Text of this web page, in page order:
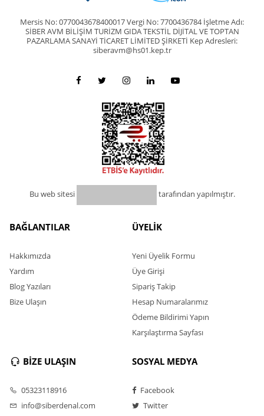
Mersis No: 0770043678400017 Vergi No: 7700436784 İşletme Adı:
SİBER AVM BİLİŞİM TURİZM GIDA TEKSTİL DİJİTAL VE TOPTAN
PAZARLAMA SANAYİ TİCARET LİMİTED ŞİRKETİ Kep Adresleri:
siberavm@hs01.kep.tr
Bu web sitesi tarafından yapılmıştır.
BAĞLANTILAR
Hakkımızda
Yardım
Blog Yazıları
Bize Ulaşın
ÜYELİK
Yeni Üyelik Formu
Üye Girişi
Sipariş Takip
Hesap Numaralarımız
Ödeme Bildirimi Yapın
Karşılaştırma Sayfası
BİZE ULAŞIN
05323118916
info@siberdenal.com
SOSYAL MEDYA
Facebook
Twitter